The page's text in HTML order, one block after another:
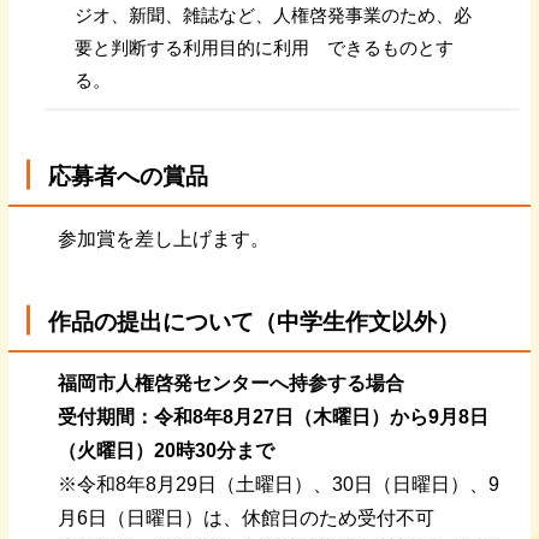
ジオ、新聞、雑誌など、人権啓発事業のため、必
要と判断する利用目的に利用 できるものとす
る。
応募者への賞品
参加賞を差し上げます。
作品の提出について（中学生作文以外）
福岡市人権啓発センターへ持参する場合
受付期間：令和8年8月27日（木曜日）から9月8日
（火曜日）20時30分まで
※令和8年8月29日（土曜日）、30日（日曜日）、9
月6日（日曜日）は、休館日のため受付不可